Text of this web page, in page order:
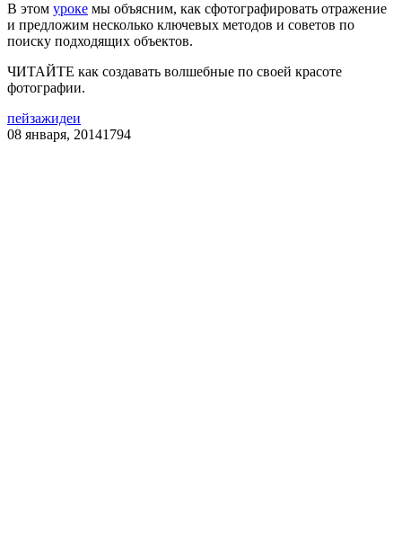
В этом уроке мы объясним, как сфотографировать отражение
и предложим несколько ключевых методов и советов по
поиску подходящих объектов.
ЧИТАЙТЕ как создавать волшебные по своей красоте
фотографии.
пейзажидеи
08 января, 20141794